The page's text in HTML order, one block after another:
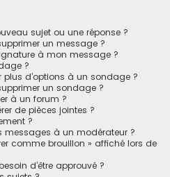
sujet ou une réponse ?
un message ?
à mon message ?
?
d’options à un sondage ?
un sondage ?
à un forum ?
de pièces jointes ?
?
à un modérateur ?
comme brouillon » affiché lors de
d’être approuvé ?